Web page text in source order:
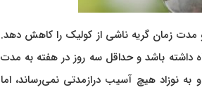
مدت زمان گریه ناشی از کولیک را کاهش دهد.
داشته باشد و حداقل سه روز در هفته به مدت
نوزاد هیچ آسیب درازمدتی نمی‌رساند، اما